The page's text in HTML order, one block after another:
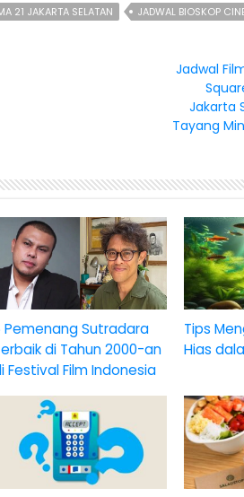
21 JAKARTA SELATAN
JADWAL BIOSKOP
Jadwal
Jakarta
Tayang
Pemenang Sutradara
di Tahun 2000-an
Festival Film Indonesia
Tips
Hias